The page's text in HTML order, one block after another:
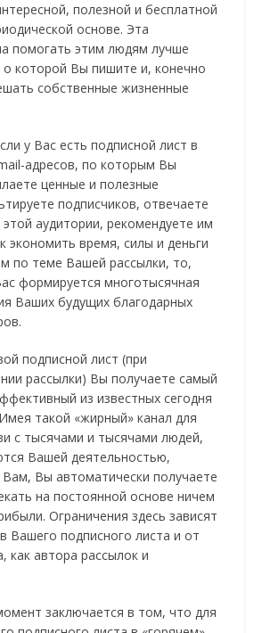
полезной и бесплатной
основе. Эта
помогать этим людям лучше
которой Вы пишите и, конечно
собственные жизненные
у Вас есть подписной лист в
адресов, по которым Вы
ценные и полезные
подписчиков, отвечаете
аудитории, рекомендуете им
экономить время, силы и деньги
по теме Вашей рассылки, то,
формируется многотысячная
Ваших будущих благодарных
подписной лист (при
рассылки) Вы получаете самый
из известных сегодня
такой «жирный» канал для
с тысячами и тысячами людей,
Вашей деятельностью,
Вы автоматически получаете
на постоянной основе ничем
Ограничения здесь зависят
Вашего подписного листа и от
как автора рассылок и
заключается в том, что для